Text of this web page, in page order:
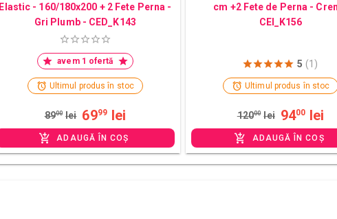
Elastic - 160/180x200 + 2 Fete Perna -
Gri Plumb - CED_K143
avem 1 ofertă
Ultimul produs în stoc
8900 lei 6999 lei
ADAUGĂ ÎN COȘ
cm +2 Fete de Perna -
CEI_K156
5 (1)
Ultimul produs în stoc
12000 lei 9400 lei
ADAUGĂ ÎN COȘ